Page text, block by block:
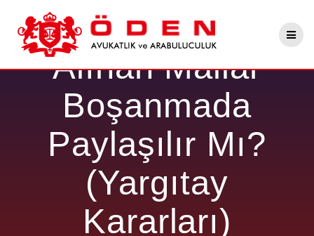
to
content
Evlilikten Önce
Alınan Mallar
Boşanmada
Paylaşılır Mı?
(Yargıtay
Kararları)